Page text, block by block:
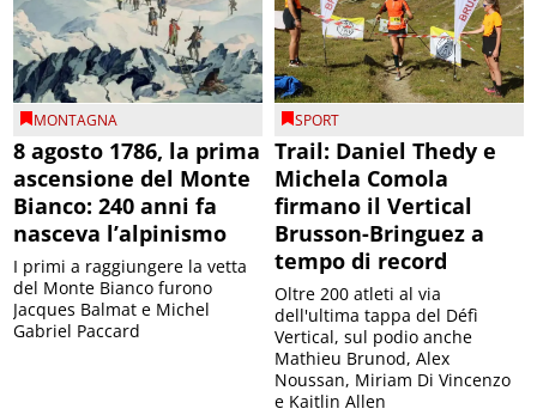
MONTAGNA
8 agosto 1786, la prima
ascensione del Monte
Bianco: 240 anni fa
nasceva l’alpinismo
I primi a raggiungere la vetta
del Monte Bianco furono
Jacques Balmat e Michel
Gabriel Paccard
SPORT
Trail: Daniel Thedy e
Michela Comola
firmano il Vertical
Brusson-Bringuez a
tempo di record
Oltre 200 atleti al via
dell'ultima tappa del Défì
Vertical, sul podio anche
Mathieu Brunod, Alex
Noussan, Miriam Di Vincenzo
e Kaitlin Allen